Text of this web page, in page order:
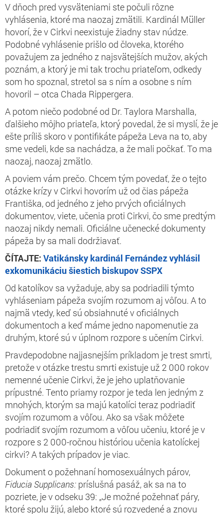
V dňoch pred vysväteniami ste počuli rôzne
vyhlásenia, ktoré ma naozaj zmätili. Kardinál Müller
hovorí, že v Cirkvi neexistuje žiadny stav núdze.
Podobné vyhlásenie prišlo od človeka, ktorého
považujem za jedného z najsvätejších mužov, akých
poznám, a ktorý je mi tak trochu priateľom, odkedy
som ho spoznal, stretol sa s ním a osobne s ním
hovoril – otca Chada Rippergera.
A potom niečo podobné od Dr. Taylora Marshalla,
ďalšieho môjho priateľa, ktorý povedal, že si myslí, že je
ešte príliš skoro v pontifikáte pápeža Leva na to, aby
sme vedeli, kde sa nachádza, a že mali počkať. To ma
naozaj, naozaj zmätlo.
A poviem vám prečo. Chcem tým povedať, že o tejto
otázke krízy v Cirkvi hovorím už od čias pápeža
Františka, od jedného z jeho prvých oficiálnych
dokumentov, viete, učenia proti Cirkvi, čo sme predtým
naozaj nikdy nemali. Oficiálne učenecké dokumenty
pápeža by sa mali dodržiavať.
ČÍTAJTE: Vatikánsky kardinál Fernández vyhlásil
exkomunikáciu šiestich biskupov SSPX
Od katolíkov sa vyžaduje, aby sa podriadili týmto
vyhláseniam pápeža svojím rozumom aj vôľou. A to
najmä vtedy, keď sú obsiahnuté v oficiálnych
dokumentoch a keď máme jedno napomenutie za
druhým, ktoré sú v úplnom rozpore s učením Cirkvi.
Pravdepodobne najjasnejším príkladom je trest smrti,
pretože v otázke trestu smrti existuje už 2 000 rokov
nemenné učenie Cirkvi, že je jeho uplatňovanie
prípustné. Tento priamy rozpor je teda len jedným z
mnohých, ktorým sa majú katolíci teraz podriadiť
svojím rozumom a vôľou. Ako sa však môžete
podriadiť svojím rozumom a vôľou učeniu, ktoré je v
rozpore s 2 000-ročnou históriou učenia katolíckej
cirkvi? A takých prípadov je viac.
Dokument o požehnaní homosexuálnych párov,
Fiducia Supplicans: príslušná pasáž, ak sa na to
pozriete, je v odseku 39: „Je možné požehnať páry,
ktoré spolu žijú, alebo ktoré sú rozvedené a znovu